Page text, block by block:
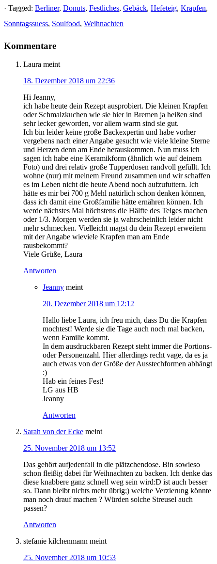
· Tagged: Berliner, Donuts, Festliches, Gebäck, Hefeteig, Krapfen,
Sonntagssuess, Soulfood, Weihnachten
Kommentare
Laura meint
18. Dezember 2018 um 22:36
Hi Jeanny,
ich habe heute dein Rezept ausprobiert. Die kleinen Krapfen
oder Schmalzkuchen wie sie hier in Bremen ja heißen sind
sehr lecker geworden, vor allem warm sind sie gut.
Ich bin leider keine große Backexpertin und habe vorher
vergebens nach einer Angabe gesucht wie viele kleine Sterne
und Herzen denn am Ende herauskommen. Nun muss ich
sagen ich habe eine Keramikform (ähnlich wie auf deinem
Foto) und drei relativ große Tupperdosen randvoll gefüllt. Ich
wohne (nur) mit meinem Freund zusammen und wir schaffen
es im Leben nicht die heute Abend noch aufzufuttern. Ich
hätte es mir bei 700 g Mehl natürlich schon denken können,
dass ich damit eine Großfamilie hätte ernähren können. Ich
werde nächstes Mal höchstens die Hälfte des Teiges machen
oder 1/3. Morgen werden sie ja wahrscheinlich leider nicht
mehr schmecken. Vielleicht magst du dein Rezept erweitern
mit der Angabe wieviele Krapfen man am Ende
rausbekommt?
Viele Grüße, Laura
Antworten
Jeanny meint
20. Dezember 2018 um 12:12
Hallo liebe Laura, ich freu mich, dass Du die Krapfen
mochtest! Werde sie die Tage auch noch mal backen,
wenn Familie kommt.
In dem ausdruckbaren Rezept steht immer die Portions-
oder Personenzahl. Hier allerdings recht vage, da es ja
auch etwas von der Größe der Ausstechformen abhängt
:)
Hab ein feines Fest!
LG aus HB
Jeanny
Antworten
Sarah von der Ecke meint
25. November 2018 um 13:52
Das gehört aufjedenfall in die plätzchendose. Bin sowieso
schon fleißig dabei für Weihnachten zu backen. Ich denke das
diese knabbere ganz schnell weg sein wird:D ist auch besser
so. Dann bleibt nichts mehr übrig;) welche Verzierung könnte
man noch drauf machen ? Würden solche Streusel auch
passen?
Antworten
stefanie kilchenmann meint
25. November 2018 um 10:53